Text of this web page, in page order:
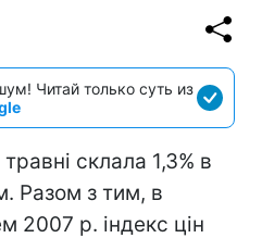
Читай только суть из
травні склала 1,3% в
Разом з тим, в
2007 р. індекс цін